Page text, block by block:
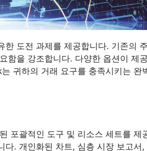
도전 과제를 제공합니다. 기존의
함을 강조합니다. 다양한 옵션이 제
귀하의 거래 요구를 충족시키는 완
포괄적인 도구 및 리소스 세트를
. 개인화된 차트, 심층 시장 보고